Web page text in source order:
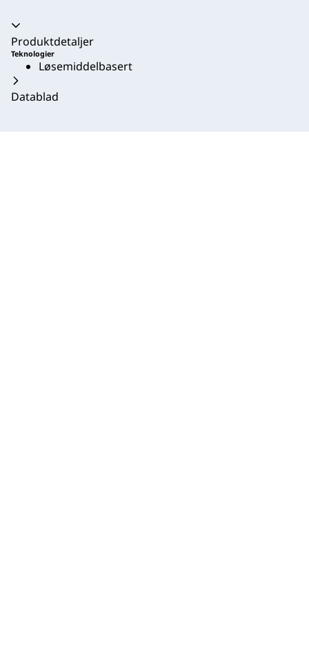
Trekkspill kollapset
Produktdetaljer
Teknologier
Løsemiddelbasert
Datablad